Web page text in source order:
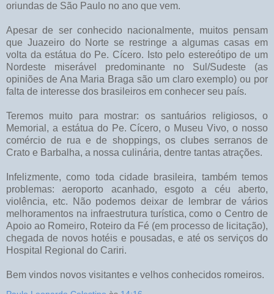
oriundas de São Paulo no ano que vem.
Apesar de ser conhecido nacionalmente, muitos pensam
que Juazeiro do Norte se restringe a algumas casas em
volta da estátua do Pe. Cícero. Isto pelo estereótipo de um
Nordeste miserável predominante no Sul/Sudeste (as
opiniões de Ana Maria Braga são um claro exemplo) ou por
falta de interesse dos brasileiros em conhecer seu país.
Teremos muito para mostrar: os santuários religiosos, o
Memorial, a estátua do Pe. Cícero, o Museu Vivo, o nosso
comércio de rua e de shoppings, os clubes serranos de
Crato e Barbalha, a nossa culinária, dentre tantas atrações.
Infelizmente, como toda cidade brasileira, também temos
problemas: aeroporto acanhado, esgoto a céu aberto,
violência, etc.
Não podemos deixar de lembrar de vários
melhoramentos na infraestrutura turística, como o Centro de
Apoio ao Romeiro, Roteiro da Fé (em processo de licitação),
chegada de novos hotéis e pousadas, e até os serviços do
Hospital Regional do Cariri.
Bem vindos novos visitantes e velhos conhecidos romeiros.